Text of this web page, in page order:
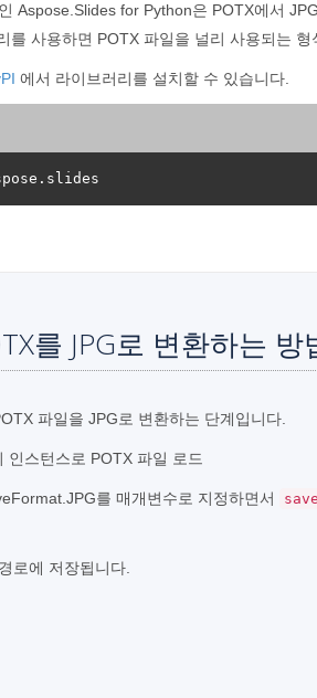
Aspose.Slides for Python은 POTX에서
를 사용하면 POTX 파일을 널리 사용되는 형
에서 라이브러리를 설치할 수 있습니다.
를 JPG로 변환하는 방
파일을 JPG로 변환하는 단계입니다.
인스턴스로 POTX 파일 로드
를 매개변수로 지정하면서 save
로에 저장됩니다.